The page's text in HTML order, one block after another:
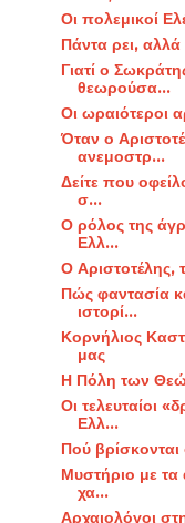
Οι πολεμικοί
Πάντα ρει,
Γιατί ο
θεωρούσα...
Οι ωραιότεροι
Όταν ο
ανεμοστρ...
Δείτε που
σ...
Ο ρόλος της
Ελλ...
Ο Αριστοτέλης,
Πώς φαντασία
ιστορί...
Κορνήλιος
μας
Η Πόλη των
Οι τελευταίοι
Ελλ...
Πού βρίσκονται
Μυστήριο με τα
χα...
Αρχαιολόγοι